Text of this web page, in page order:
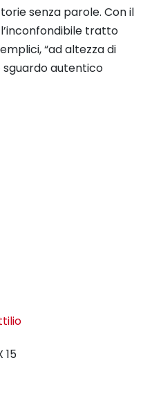
senza parole. Con il
tratto
“ad altezza di
autentico
15